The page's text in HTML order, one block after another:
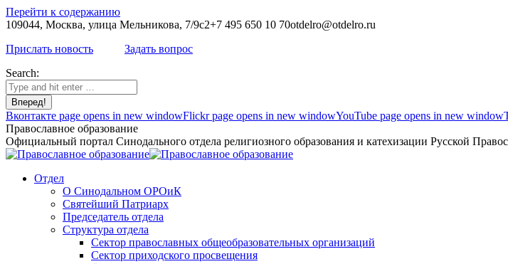
Перейти к содержанию
109044, Москва, улица Мельникова, 7/9с2+7 495 650 10 70otdelro@otdelro.ru
Прислать новость
Задать вопрос
Search:
Вконтакте page opens in new windowFlickr page opens in new windowYouTube page opens in new window
Православное образование
Официальный портал Синодального отдела религиозного образования и катехизации Русской
Отдел
О Синодальном ОРОиК
Святейший Патриарх
Председатель отдела
Структура отдела
Сектор православных общеобразовательных организаций
Сектор приходского просвещения